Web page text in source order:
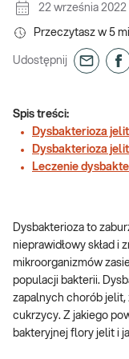
22 września 2022
Przeczytasz w 5
Udostępnij
Spis treści:
Dysbakterioza
Dysbakterioza
Leczenie
Dysbakterioza to
nieprawidłowy skład i
mikroorganizmów
populacji bakterii.
zapalnych chorób jelit,
cukrzycy. Z jakiego
bakteryjnej flory